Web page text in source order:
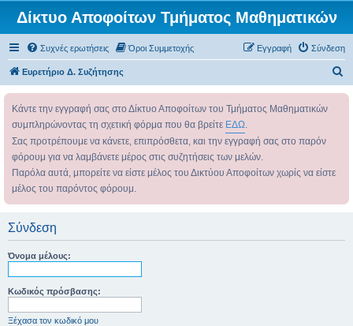
Δίκτυο Αποφοίτων Τμήματος Μαθηματικών
Συχνές ερωτήσεις Όροι Συμμετοχής Σύνδεση
Εγγραφή
Ευρετήριο Δ. Συζήτησης
σ
Κάντε την εγγραφή σας στο Δίκτυο Αποφοίτων του Τμήματος Μαθηματικών
συμπληρώνοντας τη σχετική φόρμα που θα βρείτε ΕΔΩ.
Σας προτρέπουμε να κάνετε, επιπρόσθετα, και την εγγραφή σας στο παρόν
φόρουμ για να λαμβάνετε μέρος στις συζητήσεις των μελών.
Παρόλα αυτά, μπορείτε να είστε μέλος του Δικτύου Αποφοίτων χωρίς να είστε
μέλος του παρόντος φόρουμ.
Σύνδεση
Όνομα μέλους:
Κωδικός πρόσβασης:
Ξέχασα τον κωδικό μου